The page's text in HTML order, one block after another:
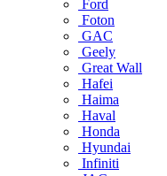
Ford
Foton
GAC
Geely
Great Wall
Hafei
Haima
Haval
Honda
Hyundai
Infiniti